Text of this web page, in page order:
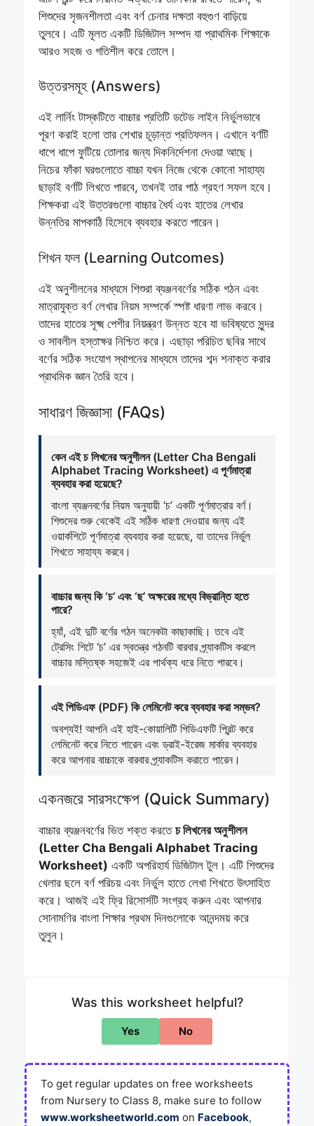
শিশুদের সৃজনশীলতা এবং বর্ণ চেনার দক্ষতা বহুগুণ বাড়িয়ে
তুলবে। এটি মূলত একটি ডিজিটাল সম্পদ যা প্রাথমিক শিক্ষাকে
আরও সহজ ও গতিশীল করে তোলে।
উত্তরসমূহ (Answers)
এই লার্নিং টাস্কটিতে বাচ্চার প্রতিটি ডটেড লাইন নির্ভুলভাবে
পূরণ করাই হলো তার শেখার চূড়ান্ত প্রতিফলন। এখানে বর্ণটি
ধাপে ধাপে ফুটিয়ে তোলার জন্য দিকনির্দেশনা দেওয়া আছে।
নিচের ফাঁকা ঘরগুলোতে বাচ্চা যখন নিজে থেকে কোনো সাহায্য
ছাড়াই বর্ণটি লিখতে পারবে, তখনই তার পাঠ গ্রহণ সফল হবে।
শিক্ষকরা এই উত্তরগুলো বাচ্চার ধৈর্য এবং হাতের লেখার
উন্নতির মাপকাঠি হিসেবে ব্যবহার করতে পারেন।
শিখন ফল (Learning Outcomes)
এই অনুশীলনের মাধ্যমে শিশুরা ব্যঞ্জনবর্ণের সঠিক গঠন এবং
মাত্রাযুক্ত বর্ণ লেখার নিয়ম সম্পর্কে স্পষ্ট ধারণা লাভ করবে।
তাদের হাতের সূক্ষ্ম পেশীর নিয়ন্ত্রণ উন্নত হবে যা ভবিষ্যতে সুন্দর
ও সাবলীল হস্তাক্ষর নিশ্চিত করে। এছাড়া পরিচিত ছবির সাথে
বর্ণের সঠিক সংযোগ স্থাপনের মাধ্যমে তাদের শব্দ শনাক্ত করার
প্রাথমিক জ্ঞান তৈরি হবে।
সাধারণ জিজ্ঞাসা (FAQs)
কেন এই চ লিখনের অনুশীলন (Letter Cha Bengali
Alphabet Tracing Worksheet) এ পূর্ণমাত্রা
ব্যবহার করা হয়েছে?
বাংলা ব্যঞ্জনবর্ণের নিয়ম অনুযায়ী ‘চ’ একটি পূর্ণমাত্রার বর্ণ।
শিশুদের শুরু থেকেই এই সঠিক ধারণা দেওয়ার জন্য এই
ওয়ার্কশিটে পূর্ণমাত্রা ব্যবহার করা হয়েছে, যা তাদের নির্ভুল
শিখতে সাহায্য করবে।
বাচ্চার জন্য কি ‘চ’ এবং ‘ছ’ অক্ষরের মধ্যে বিভ্রান্তি হতে
পারে?
হ্যাঁ, এই দুটি বর্ণের গঠন অনেকটা কাছাকাছি। তবে এই
ট্রেসিং শিটে ‘চ’ এর স্বতন্ত্র গঠনটি বারবার প্র্যাকটিস করলে
বাচ্চার মস্তিষ্ক সহজেই এর পার্থক্য ধরে নিতে পারবে।
এই পিডিএফ (PDF) কি লেমিনেট করে ব্যবহার করা সম্ভব?
অবশ্যই! আপনি এই হাই-কোয়ালিটি পিডিএফটি প্রিন্ট করে
লেমিনেট করে নিতে পারেন এবং ড্রাই-ইরেজ মার্কার ব্যবহার
করে আপনার বাচ্চাকে বারবার প্র্যাকটিস করাতে পারেন।
একনজরে সারসংক্ষেপ (Quick Summary)
বাচ্চার ব্যঞ্জনবর্ণের ভিত শক্ত করতে চ লিখনের অনুশীলন
(Letter Cha Bengali Alphabet Tracing
Worksheet) একটি অপরিহার্য ডিজিটাল টুল। এটি শিশুদের
খেলার ছলে বর্ণ পরিচয় এবং নির্ভুল হাতে লেখা শিখতে উৎসাহিত
করে। আজই এই ফ্রি রিসোর্সটি সংগ্রহ করুন এবং আপনার
সোনামণির বাংলা শিক্ষার প্রথম দিনগুলোকে আনন্দময় করে
তুলুন।
Was this worksheet helpful?
Yes No
To get regular updates on free worksheets
from Nursery to Class 8, make sure to follow
www.worksheetworld.com on Facebook,